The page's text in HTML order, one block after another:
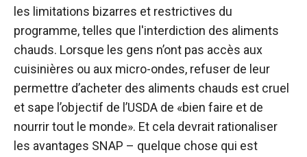
les limitations bizarres et restrictives du
programme, telles que l'interdiction des aliments
chauds. Lorsque les gens n’ont pas accès aux
cuisinières ou aux micro-ondes, refuser de leur
permettre d’acheter des aliments chauds est cruel
et sape l’objectif de l’USDA de «bien faire et de
nourrir tout le monde». Et cela devrait rationaliser
les avantages SNAP – quelque chose qui est